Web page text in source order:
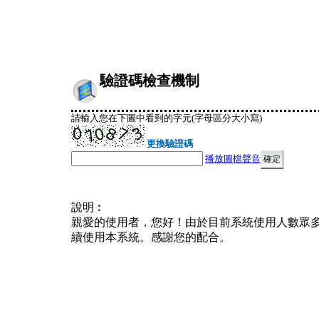
驗證碼檢查機制
請輸入您在下圖中看到的字元(字母區分大小寫)
更換驗證碼
播放圖檔聲音
說明︰
親愛的使用者，您好！由於目前系統使用人數眾
續使用本系統。感謝您的配合。